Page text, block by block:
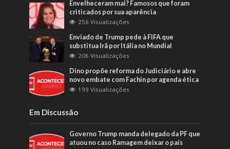
Envelheceram mal? Famosos que foram
criticados por sua aparência
256 Visualizações
Enviado de Trump pede à FIFA que
substitua Irã por Itália no Mundial
206 Visualizações
Dino propõe reforma do Judiciário e abre
novo embate com Fachin por agenda ética
199 Visualizações
Em Discussão
Governo Trump manda delegado da PF que
atuou no caso Ramagem deixar o país